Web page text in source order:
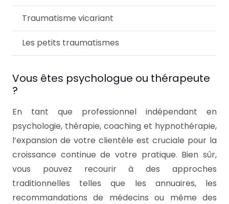
Traumatisme vicariant
Les petits traumatismes
Vous êtes psychologue ou thérapeute
?
En tant que professionnel indépendant en
psychologie, thérapie, coaching et hypnothérapie,
l’expansion de votre clientèle est cruciale pour la
croissance continue de votre pratique. Bien sûr,
vous pouvez recourir à des approches
traditionnelles telles que les annuaires, les
recommandations de médecins ou même des